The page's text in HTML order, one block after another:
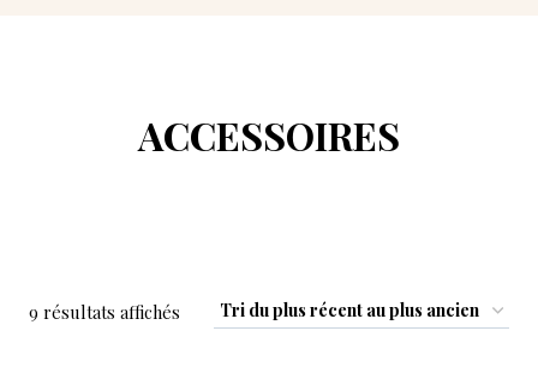
ACCESSOIRES
9 résultats affichés